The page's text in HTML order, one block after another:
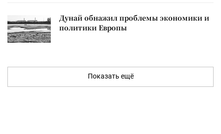
Дунай обнажил проблемы экономики и
политики Европы
Показать ещё